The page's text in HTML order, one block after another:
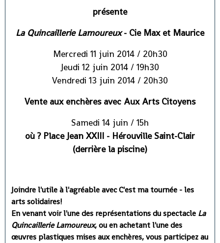
présente
La Quincaillerie Lamoureux- Cie Max et Maurice
Mercredi 11 juin 2014 / 20h30
Jeudi 12 juin 2014 / 19h30
Vendredi 13 juin 2014 / 20h30
Vente aux enchères avec Aux Arts Citoyens
Samedi 14 juin / 15h
où ? Place Jean XXIII - Hérouville Saint-Clair
(derrière la piscine)
Joindre l'utile à l'agréable avec C'est ma tournée - les
arts solidaires!
En venant voir l'une des représentations du spectacle La
Quincaillerie Lamoureux, ou en achetant l'une des
œuvres plastiques mises aux enchères, vous participez au